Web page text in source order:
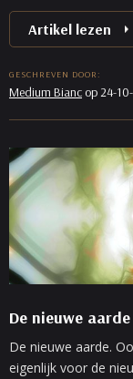
Artikel lezen
GESCHREVEN DOOR:
Medium Bianc op 24-
De nieuwe aarde
De nieuwe aarde.
eigenlijk voor de